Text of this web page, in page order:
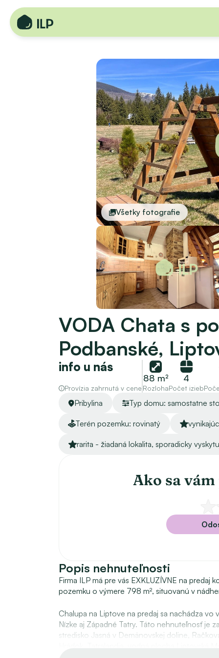
Všetky fotografie
VODA Chata s
Podbanské,
info u nás
Provízia zahrnutá v cene
88 m²
Rozloha
4
Počet izieb
Pribylina Typ domu: samostatne
Terén pozemku: rovinatý
rarita - žiadaná lokalita, sporadicky
Ako sa
Popis nehnuteľnosti
Firma ILP má pre vás EXKLUZÍVNE na
pozemku o výmere 798 m², situovanú v
Chalupa na Liptove na predaj sa nachádza vo
Nízke aj Západné Tatry. Táto nehnuteľnosť je
stredisko Jasná v Demänovskej doline,
Hrádok, Tatralandia, vodná plocha Liptovská